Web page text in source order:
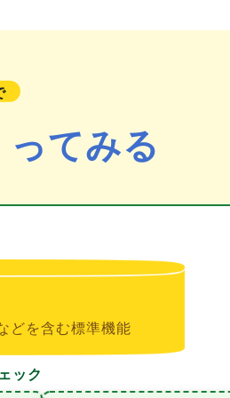
てみる
どを含む標準機能
ック